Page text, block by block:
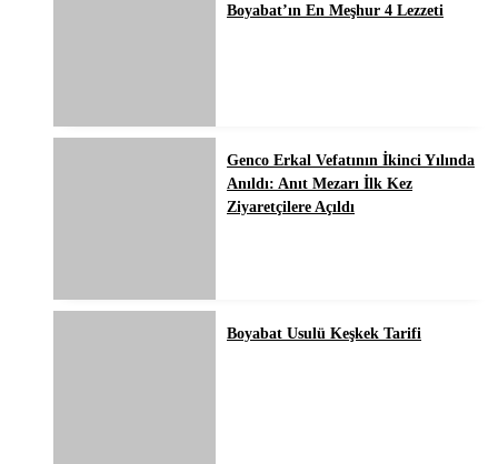
Boyabat’ın En Meşhur 4 Lezzeti
Genco Erkal Vefatının İkinci Yılında
Anıldı: Anıt Mezarı İlk Kez
Ziyaretçilere Açıldı
Boyabat Usulü Keşkek Tarifi